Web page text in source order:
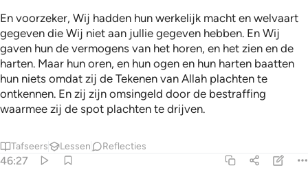
En voorzeker, Wij hadden hun werkelijk macht en welvaart
gegeven die Wij niet aan jullie gegeven hebben. En Wij
gaven hun de vermogens van het horen, en het zien en de
harten. Maar hun oren, en hun ogen en hun harten baatten
hun niets omdat zij de Tekenen van Allah plachten te
ontkennen. En zij zijn omsingeld door de bestraffing
waarmee zij de spot plachten te drijven.
Tafseers Lessen Reflecties
46:27